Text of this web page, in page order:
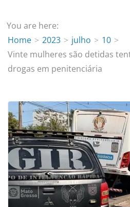
You are here:
Home
2023 julho
10
Vinte mulheres são detidas
drogas em penitenciária